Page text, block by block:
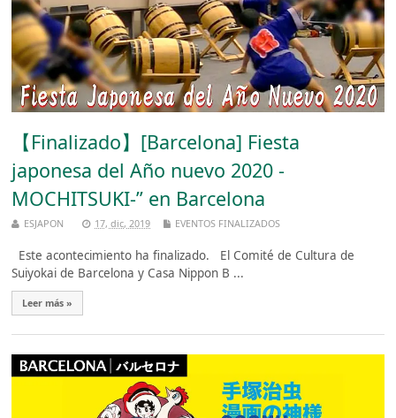
【Finalizado】[Barcelona] Fiesta
japonesa del Año nuevo 2020 -
MOCHITSUKI-” en Barcelona
ESJAPON 17, dic, 2019 EVENTOS FINALIZADOS
Este acontecimiento ha finalizado. El Comité de Cultura de
Suiyokai de Barcelona y Casa Nippon B ...
Leer más »